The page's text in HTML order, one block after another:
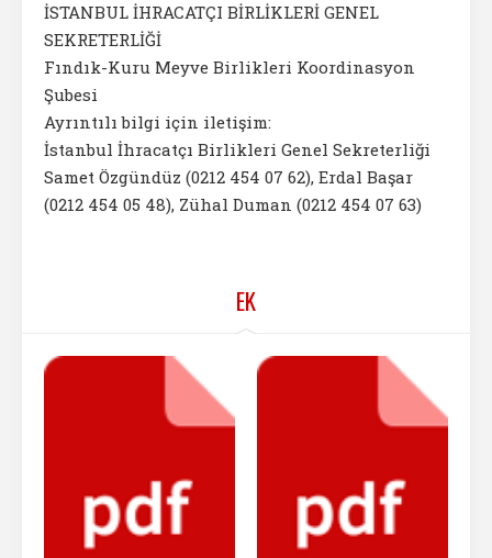
İSTANBUL İHRACATÇI BİRLİKLERİ GENEL
SEKRETERLİĞİ
Fındık-Kuru Meyve Birlikleri Koordinasyon
Şubesi
Ayrıntılı bilgi için iletişim:
İstanbul İhracatçı Birlikleri Genel Sekreterliği
Samet Özgündüz (0212 454 07 62), Erdal Başar
(0212 454 05 48), Zühal Duman (0212 454 07 63)
EK